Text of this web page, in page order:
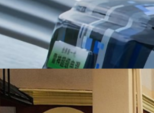
มมากขึ้น ไปจนถึงไฮบริดระยะไกลอย่าง REEV ที่ห
การแข่งขันเรื่องความประหยัด ใครขับขี่ได้ไกลกว่
นหน้านี้ BYD เคยสร้างสถิติความประหยัดในรถปลั๊
นไฮบริดใหม่เวอร์ชัน 5.0 ที่สามารถขับขี่ได้ไกลถึง
ต่เหมือนสถิตินี้จะเก่าไปเสียแล้ว เพราะล่าสุดค่ายรถ
ดใหม่ที่ประหยัดยิ่งกว่าชื่อ Leishen EM-i โดยมีอัตรา
ด 2,390 km เลยทีเดียว เทคโนโลยี Leishen EM-i
Monchaitanapat | 641 days ago
2024
Prius สร้างสถิติโลก รถไฮบริดปร
ฯ ที่อเมริกา